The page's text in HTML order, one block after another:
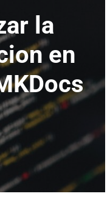
la
en